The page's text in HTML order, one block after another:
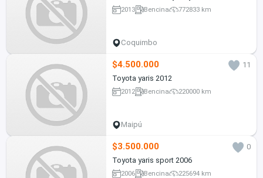
2013 Bencina 772833 km
Coquimbo
$4.500.000
11
Toyota yaris 2012
2012 Bencina 220000 km
Maipú
$3.500.000
0
Toyota yaris sport 2006
2006 Bencina 225694 km